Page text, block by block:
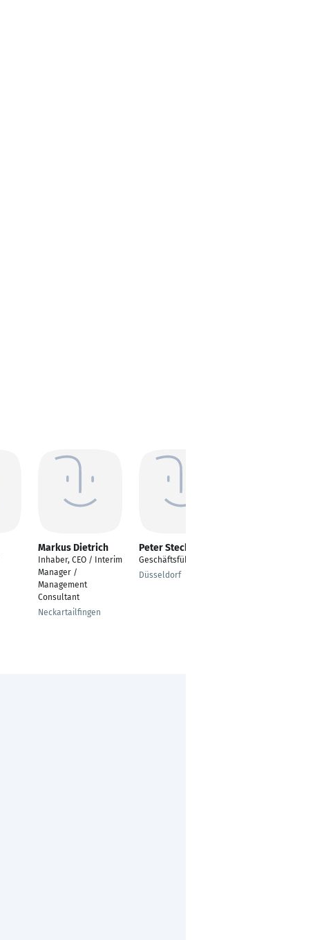
Markus Dietrich
Inhaber, CEO / Interim
Manager /
Management
Consultant
Neckartailfingen
Peter Stech
Geschäftsführer
Düsseldorf